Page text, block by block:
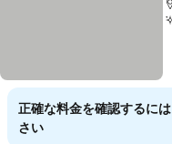
正確な料金を確認するに
さい